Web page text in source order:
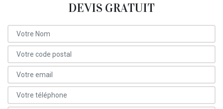
DEVIS GRATUIT